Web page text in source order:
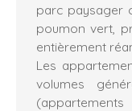
parc paysager
poumon vert,
entièrement
Les
volumes